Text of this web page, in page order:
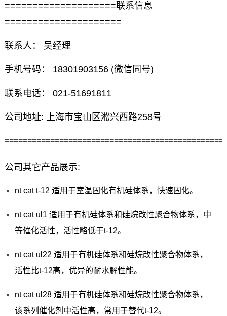
====================联系信息
=====================
联系人： 吴经理
手机号码： 18301903156 (微信同号)
联系电话： 021-51691811
公司地址: 上海市宝山区淞兴西路258号
公司其它产品展示:
nt cat t-12 适用于室温固化有机硅体系，快速固化。
nt cat ul1 适用于有机硅体系和硅烷改性聚合物体系，中
等催化活性，活性略低于t-12。
nt cat ul22 适用于有机硅体系和硅烷改性聚合物体系，
活性比t-12高，优异的耐水解性能。
nt cat ul28 适用于有机硅体系和硅烷改性聚合物体系，
该系列催化剂中活性高，常用于替代t-12。